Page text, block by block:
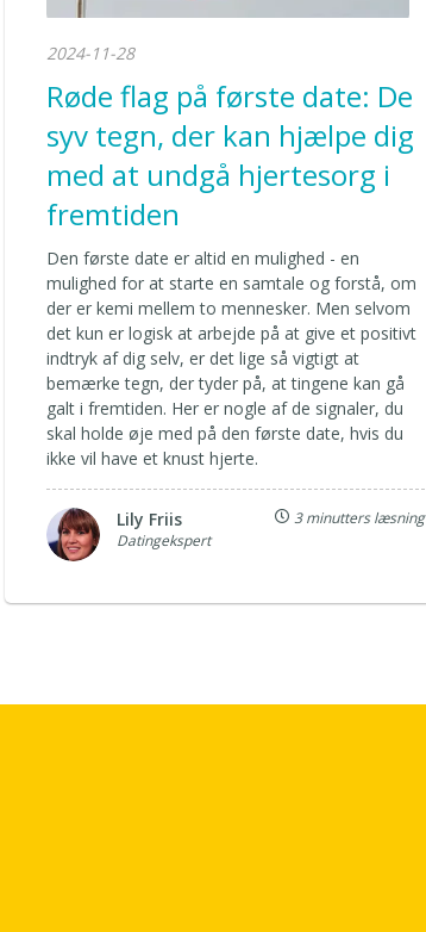
2024-11-28
Røde flag på første date: De
syv tegn, der kan hjælpe dig
med at undgå hjertesorg i
fremtiden
Den første date er altid en mulighed - en
mulighed for at starte en samtale og forstå, om
der er kemi mellem to mennesker. Men selvom
det kun er logisk at arbejde på at give et positivt
indtryk af dig selv, er det lige så vigtigt at
bemærke tegn, der tyder på, at tingene kan gå
galt i fremtiden. Her er nogle af de signaler, du
skal holde øje med på den første date, hvis du
ikke vil have et knust hjerte.
Lily Friis
Datingekspert
3 minutters læsning